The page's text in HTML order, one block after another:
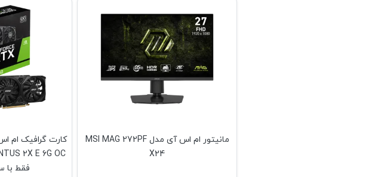
مانیتور ام اس آی مدل MSI MAG 272PF
X24
فقط با